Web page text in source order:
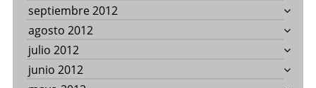
septiembre 2012
agosto 2012
julio 2012
junio 2012